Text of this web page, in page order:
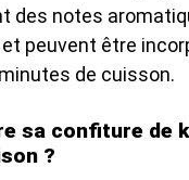
des notes
peuvent être
de cuisson.
sa confiture de
?